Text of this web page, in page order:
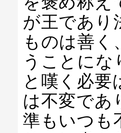
が王であり
ものは善く
うことに
と嘆く必要
は不変であ
準もいつも